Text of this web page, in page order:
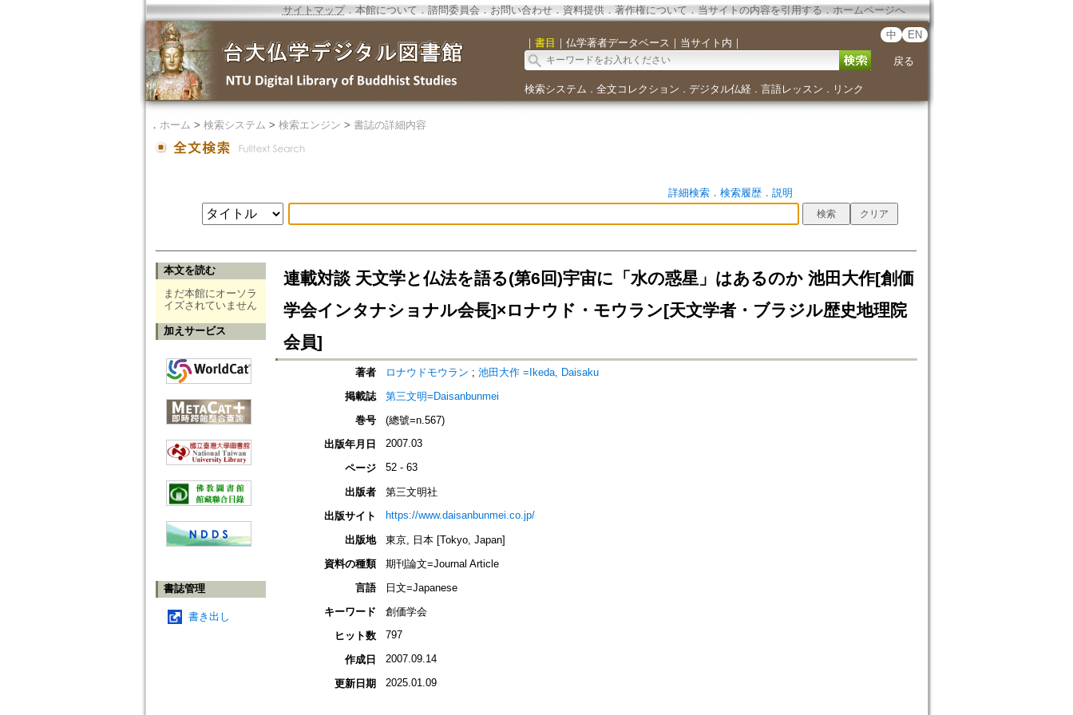
サイトマップ．本館について ． 諮問委員会． お問い合わせ． 資料提供． 著作権について．当サイトの内容を引用する ． ホームページへ
｜ 書目 ｜ 仏学著者データベース ｜ 当サイト内 ｜
中 EN
戻る
検索システム ． 全文コレクション ． デジタル仏経． 言語レッスン ． リンク
． ホーム > 検索システム > 検索エンジン > 書誌の詳細内容
詳細検索． 検索履歴． 説明
本文を読む
まだ本館にオーソラ
イズされていません
加えサービス
書誌管理
書き出し
連載対談 天文学と仏法を語る(第6回)宇宙に「水の惑星」はあるのか 池田大作[創価
学会インタナショナル会長]×ロナウド・モウラン[天文学者・ブラジル歴史地理院
会員]
著者 ロナウドモウラン ; 池田大作 =Ikeda, Daisaku
掲載誌
第三文明=Daisanbunmei
巻号
(總號=n.567)
出版年月日
2007.03
ページ 52 - 63
出版者
第三文明社
出版サイト
https://www.daisanbunmei.co.jp/
出版地
東京, 日本 [Tokyo, Japan]
資料の種類
期刊論文=Journal Article
言語
日文=Japanese
キーワード
創価学会
ヒット数
797
作成日 2007.09.14
更新日期 2025.01.09